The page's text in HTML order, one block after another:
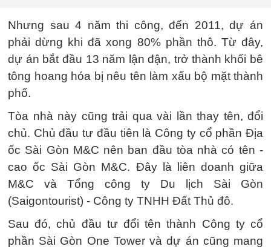
Nhưng sau 4 năm thi công, đến 2011, dự án
phải dừng khi đã xong 80% phần thô. Từ đây,
dự án bắt đầu 13 năm lận đận, trở thành khối bê
tông hoang hóa bị nêu tên làm xấu bộ mặt thành
phố.
Tòa nhà này cũng trải qua vài lần thay tên, đổi
chủ. Chủ đầu tư đầu tiên là Công ty cổ phần Địa
ốc Sài Gòn M&C nên ban đầu tòa nhà có tên -
cao ốc Sài Gòn M&C. Đây là liên doanh giữa
M&C và Tổng công ty Du lịch Sài Gòn
(Saigontourist) - Công ty TNHH Đất Thủ đô.
Sau đó, chủ đầu tư đổi tên thành Công ty cổ
phần Sài Gòn One Tower và dự án cũng mang